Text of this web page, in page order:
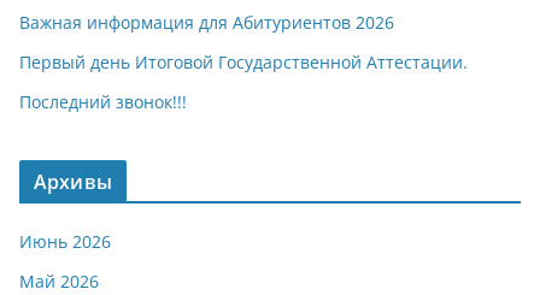
Важная информация для Абитуриентов 2026
Первый день Итоговой Государственной Аттестации.
Последний звонок!!!
Архивы
Июнь 2026
Май 2026